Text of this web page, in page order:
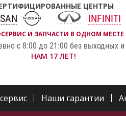
ЦЕНТРЫ
INFINITI
И ЗАПЧАСТИ В ОДНОМ МЕСТЕ
с 8:00 до 21:00 без выходных и
НАМ 17 ЛЕТ!
Наши гарантии